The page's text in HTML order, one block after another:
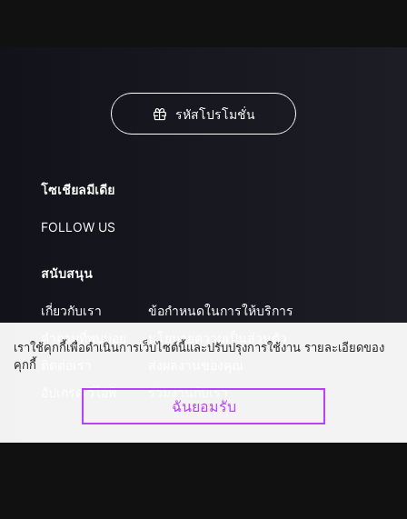
รหัสโปรโมชั่น
โซเชียลมีเดีย
FOLLOW US
สนับสนุน
เกี่ยวกับเรา
คำถามที่พบบ่อย
อัปเกรด วีไอพี
ข้อกำหนดในการให้บริการ
นโยบายความเป็นส่วนตัว
ร่วมงานกับเรา
เราใช้คุกกี้เพื่อดำเนินการเว็บไซต์นี้และปรับปรุงการใช้งาน รายละเอียดของ
คุกกี้
ฉันยอมรับ